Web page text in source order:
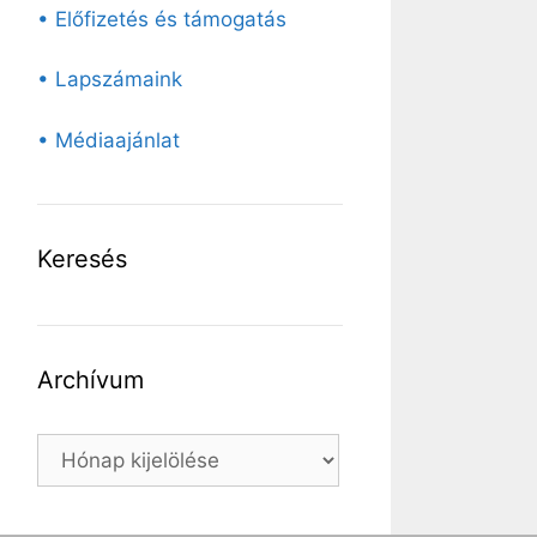
• Előfizetés és támogatás
• Lapszámaink
• Médiaajánlat
Keresés
Archívum
Archívum